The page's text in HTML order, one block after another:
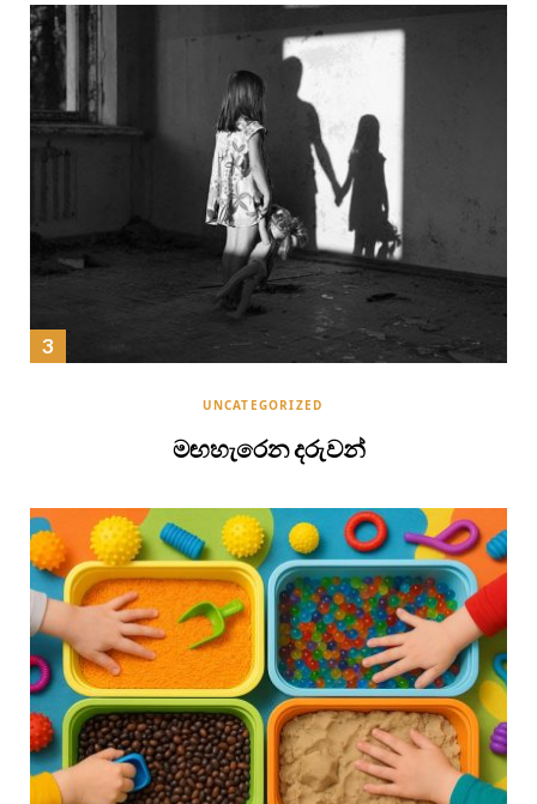
UNCATEGORIZED
මඟහැරෙන දරුවන්